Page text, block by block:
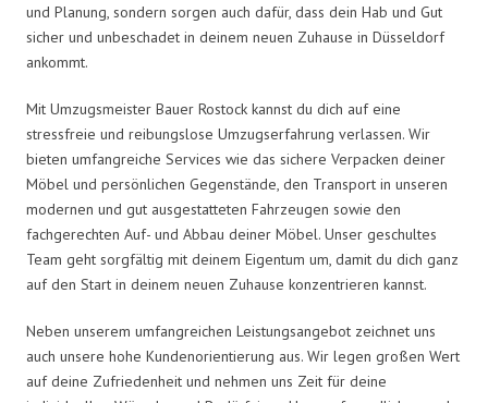
und Planung, sondern sorgen auch dafür, dass dein Hab und Gut
sicher und unbeschadet in deinem neuen Zuhause in Düsseldorf
ankommt.
Mit Umzugsmeister Bauer Rostock kannst du dich auf eine
stressfreie und reibungslose Umzugserfahrung verlassen. Wir
bieten umfangreiche Services wie das sichere Verpacken deiner
Möbel und persönlichen Gegenstände, den Transport in unseren
modernen und gut ausgestatteten Fahrzeugen sowie den
fachgerechten Auf- und Abbau deiner Möbel. Unser geschultes
Team geht sorgfältig mit deinem Eigentum um, damit du dich ganz
auf den Start in deinem neuen Zuhause konzentrieren kannst.
Neben unserem umfangreichen Leistungsangebot zeichnet uns
auch unsere hohe Kundenorientierung aus. Wir legen großen Wert
auf deine Zufriedenheit und nehmen uns Zeit für deine